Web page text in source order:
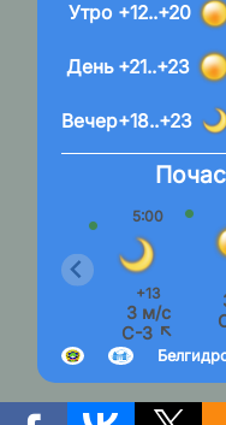
+12..+20
+21..+23
+18..+23
Вечер
День
Утро
5:00
+13
3 м/с
С-З ↖